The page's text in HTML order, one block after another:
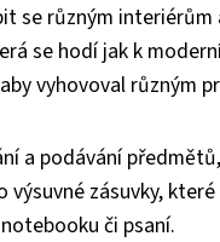
se různým interiérům
se hodí jak k
vyhovoval různým
a podávání
zásuvky,
či psaní.